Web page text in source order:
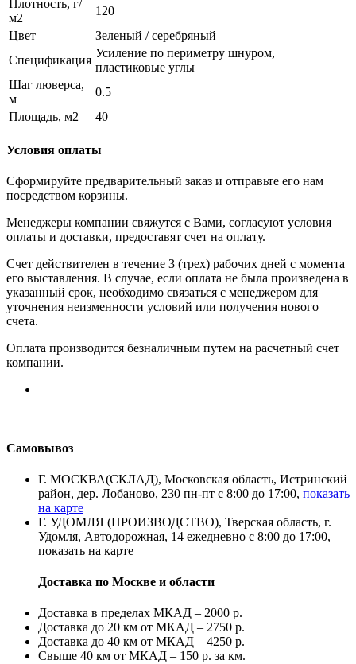
Плотность, г/
м2
120
Цвет
Зеленый / серебряный
Спецификация
Усиление по периметру шнуром,
пластиковые углы
Шаг люверса,
м
0.5
Площадь, м2
40
Условия оплаты
Сформируйте предварительный заказ и отправьте его нам
посредством корзины.
Менеджеры компании свяжутся с Вами, согласуют условия
оплаты и доставки, предоставят счет на оплату.
Счет действителен в течение 3 (трех) рабочих дней с момента
его выставления. В случае, если оплата не была произведена в
указанный срок, необходимо связаться с менеджером для
уточнения неизменности условий или получения нового
счета.
Оплата производится безналичным путем на расчетный счет
компании.
Самовывоз
Г. МОСКВА(СКЛАД), Московская область, Истринский
район, дер. Лобаново, 230 пн-пт с 8:00 до 17:00, показать
на карте
Г. УДОМЛЯ (ПРОИЗВОДСТВО), Тверская область, г.
Удомля, Автодорожная, 14 ежедневно с 8:00 до 17:00,
показать на карте
Доставка по Москве и области
Доставка в пределах МКАД – 2000 р.
Доставка до 20 км от МКАД – 2750 р.
Доставка до 40 км от МКАД – 4250 р.
Свыше 40 км от МКАД – 150 р. за км.